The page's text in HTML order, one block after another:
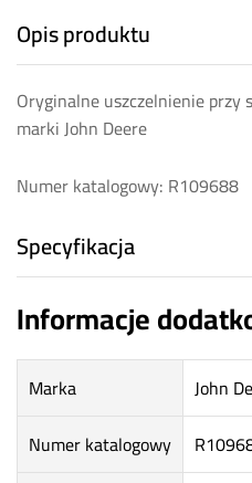
Opis produktu
Oryginalne uszczelnienie przy
marki John Deere
Numer katalogowy: R109688
Specyfikacja
Informacje
Marka
John
Numer katalogowy